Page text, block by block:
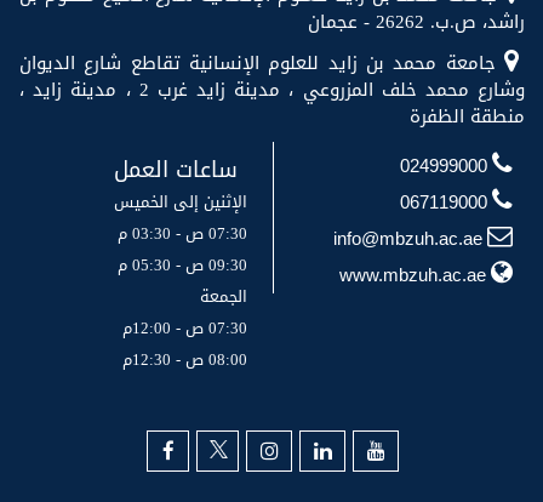
راشد، ص.ب. 26262 - عجمان
جامعة محمد بن زايد للعلوم الإنسانية تقاطع شارع الديوان
وشارع محمد خلف المزروعي ، مدينة زايد غرب 2 ، مدينة زايد ،
منطقة الظفرة
024999000
067119000
info@mbzuh.ac.ae
www.mbzuh.ac.ae
ساعات العمل
الإثنين إلى الخميس
07:30 ص - 03:30 م
09:30 ص - 05:30 م
الجمعة
07:30 ص - 12:00م
08:00 ص - 12:30م